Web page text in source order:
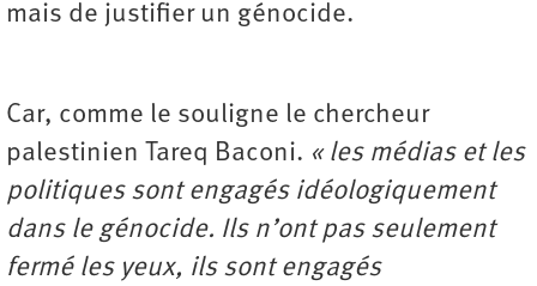
mais de justifier un génocide.
Car, comme le souligne le chercheur
palestinien Tareq Baconi. « les médias et les
politiques sont engagés idéologiquement
dans le génocide. Ils n’ont pas seulement
fermé les yeux, ils sont engagés